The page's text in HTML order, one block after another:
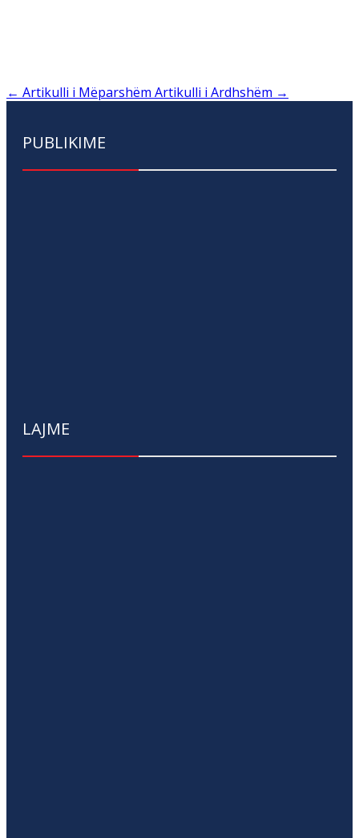
← Artikulli i Mëparshëm Artikulli i Ardhshëm →
PUBLIKIME
LAJME